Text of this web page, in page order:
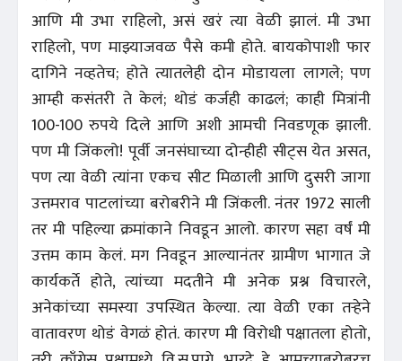
आणि मी उभा राहिलो, असं खरं त्या वेळी झालं. मी उभा
राहिलो, पण माझ्याजवळ पैसे कमी होते. बायकोपाशी फार
दागिने नव्हतेच; होते त्यातलेही दोन मोडायला लागले; पण
आम्ही कसंतरी ते केलं; थोडं कर्जही काढलं; काही मित्रांनी
100-100 रुपये दिले आणि अशी आमची निवडणूक झाली.
पण मी जिंकलो! पूर्वी जनसंघाच्या दोन्हीही सीट्‌स येत असत,
पण त्या वेळी त्यांना एकच सीट मिळाली आणि दुसरी जागा
उत्तमराव पाटलांच्या बरोबरीने मी जिंकली. नंतर 1972 साली
तर मी पहिल्या क्रमांकाने निवडून आलो. कारण सहा वर्षं मी
उत्तम काम केलं. मग निवडून आल्यानंतर ग्रामीण भागात जे
कार्यकर्ते होते, त्यांच्या मदतीने मी अनेक प्रश्न विचारले,
अनेकांच्या समस्या उपस्थित केल्या. त्या वेळी एका तऱ्हेने
वातावरण थोडं वेगळं होतं. कारण मी विरोधी पक्षातला होतो,